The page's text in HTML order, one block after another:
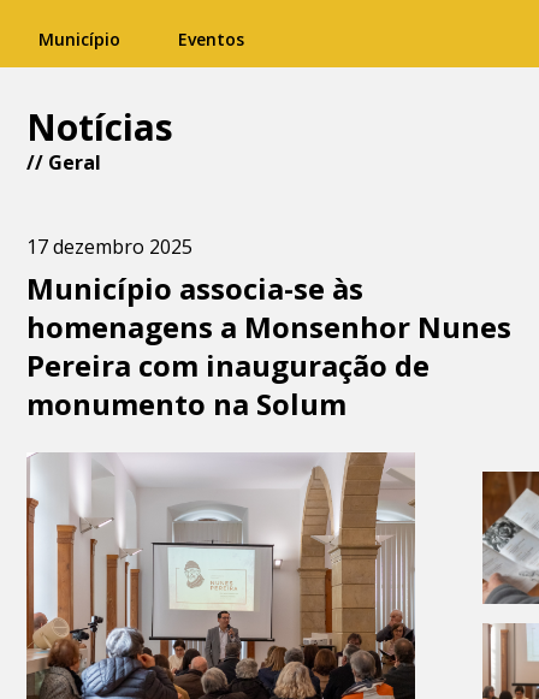
Município Eventos
Notícias
// Geral
17 dezembro 2025
Município associa-se às
homenagens a Monsenhor Nunes
Pereira com inauguração de
monumento na Solum